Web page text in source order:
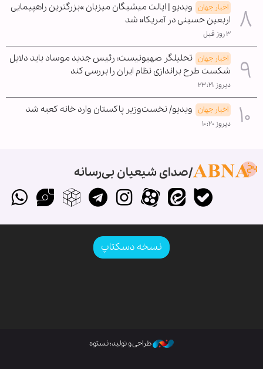
اخبار جهان ویدیو | ایالت میشیگان میزبان »بزرگترین راهپیمایی
اربعین حسینی در آمریکا« شد
۳ روز قبل
اخبار جهان تحلیلگر صهیونیست: رئیس جدید موساد باید دلایل
شکست طرح براندازی نظام ایران را بررسی کند
دیروز ۲۳:۲۱
اخبار جهان ویدیو/ نخست‌وزیر پاکستان وارد خانه کعبه شد
دیروز ۱۰:۲۰
صدای شیعیان بی‌رسانه
نسخه دسکتاپ
طراحی و تولید: نستوه